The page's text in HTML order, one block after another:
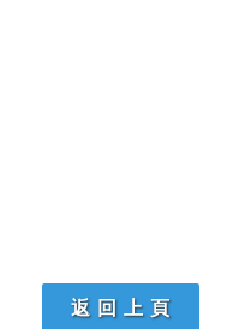
返 回 上 頁